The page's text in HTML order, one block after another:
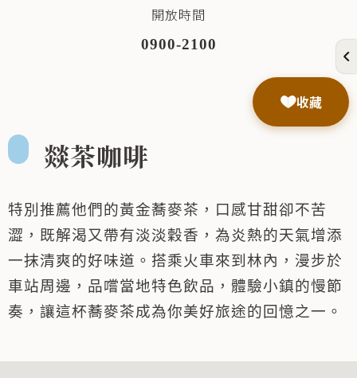
開放時間
0900-2100
燚茶咖啡
特別推薦他們的黃金蕎麥茶，口感甘甜卻不苦
澀，既解渴又帶有淡淡穀香，為炎熱的天氣增添
一抹清爽的好味道。搭乘火車來到林內，漫步於
車站周邊，品嚐當地特色飲品，體驗小鎮的慢節
奏，讓這杯蕎麥茶成為你美好旅途的回憶之一。
收藏